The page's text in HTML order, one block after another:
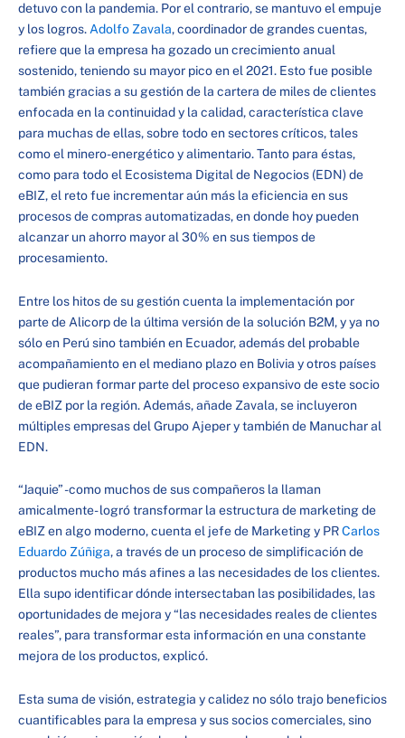
detuvo con la pandemia. Por el contrario, se mantuvo el empuje
y los logros.Adolfo Zavala, coordinador de grandes cuentas,
refiere que la empresa ha gozado un crecimiento anual
sostenido, teniendo su mayor pico en el 2021. Esto fue posible
también gracias a su gestión de la cartera de miles de clientes
enfocada en la continuidad y la calidad, característica clave
para muchas de ellas, sobre todo en sectores críticos, tales
como el minero-energético y alimentario. Tanto para éstas,
como para todo el Ecosistema Digital de Negocios (EDN) de
eBIZ, el reto fue incrementar aún más la eficiencia en sus
procesos de compras automatizadas, en donde hoy pueden
alcanzar un ahorro mayor al 30% en sus tiempos de
procesamiento.
Entre los hitos de su gestión cuenta la implementación por
parte de Alicorp de la última versión de la solución B2M, y ya no
sólo en Perú sino también en Ecuador, además del probable
acompañamiento en el mediano plazo en Bolivia y otros países
que pudieran formar parte del proceso expansivo de este socio
de eBIZ por la región. Además, añade Zavala, se incluyeron
múltiples empresas del Grupo Ajeper y también de Manuchar al
EDN.
“Jaquie” -como muchos de sus compañeros la llaman
amicalmente- logró transformar la estructura de marketing de
eBIZ en algo moderno, cuenta el jefe de Marketing y PRCarlos
Eduardo Zúñiga, a través de un proceso de simplificación de
productos mucho más afines a las necesidades de los clientes.
Ella supo identificar dónde intersectaban las posibilidades, las
oportunidades de mejora y “las necesidades reales de clientes
reales”, para transformar esta información en una constante
mejora de los productos, explicó.
Esta suma de visión, estrategia y calidez no sólo trajo beneficios
cuantificables para la empresa y sus socios comerciales, sino